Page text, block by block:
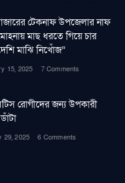
টেকনাফ উপজেলার নাফ
মাছ ধরতে গিয়ে চার
মাঝি নিখোঁজ”
15, 2025 7 Comments
রোগীদের জন্য উপকারী
29, 2025 6 Comments